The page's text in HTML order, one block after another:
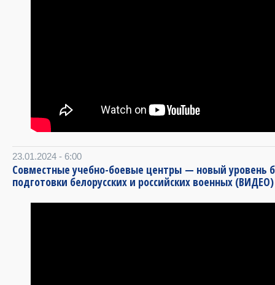
23.01.2024 - 6:00
Совместные учебно-боевые центры — новый уровень
подготовки белорусских и российских военных (ВИДЕО)